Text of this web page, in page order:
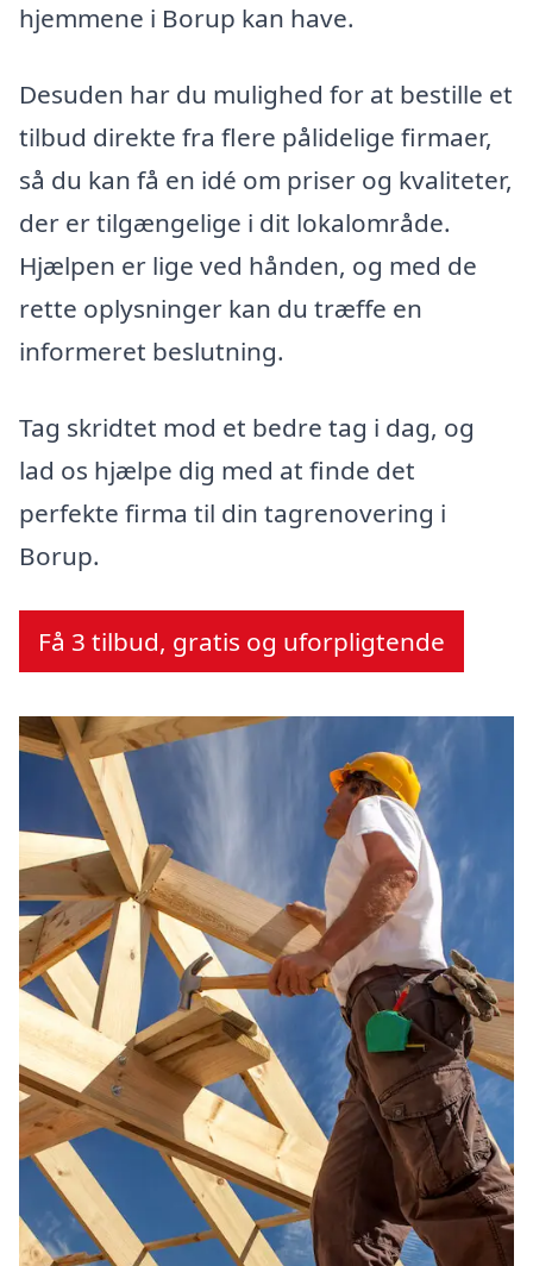
hjemmene i Borup kan have.
Desuden har du mulighed for at bestille et
tilbud direkte fra flere pålidelige firmaer,
så du kan få en idé om priser og kvaliteter,
der er tilgængelige i dit lokalområde.
Hjælpen er lige ved hånden, og med de
rette oplysninger kan du træffe en
informeret beslutning.
Tag skridtet mod et bedre tag i dag, og
lad os hjælpe dig med at finde det
perfekte firma til din tagrenovering i
Borup.
Få 3 tilbud, gratis og uforpligtende